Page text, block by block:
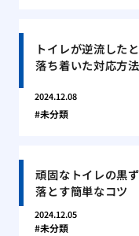
トイレが逆流した
落ち着いた対応方法
2024.12.08
未分類
頑固なトイレの黒
落とす簡単なコツ
2024.12.05
未分類